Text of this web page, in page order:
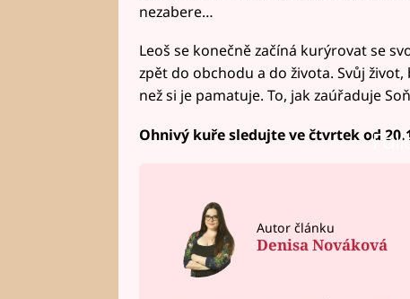
nezabere…
Leoš se konečně začíná kurýrovat se
zpět do obchodu a do života. Svůj
než si je pamatuje. To, jak zaúřaduje
Ohnivý kuře sledujte ve čtvrtek od
Autor článku
Denisa Nováková